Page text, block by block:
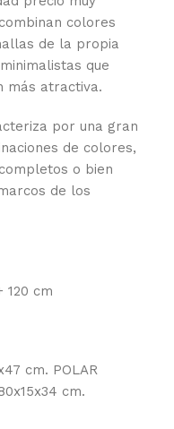
colores
de la propia
que
más atractiva.
por una gran
de colores,
o bien
de los
120 cm
cm. POLAR
cm.